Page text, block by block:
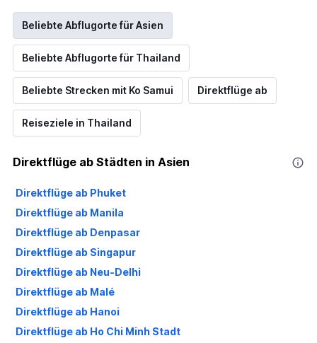
Beliebte Abflugorte für Asien
Beliebte Abflugorte für Thailand
Beliebte Strecken mit Ko Samui Direktflüge ab
Reiseziele in Thailand
Direktflüge ab Städten in Asien
Direktflüge ab Phuket
Direktflüge ab Manila
Direktflüge ab Denpasar
Direktflüge ab Singapur
Direktflüge ab Neu-Delhi
Direktflüge ab Malé
Direktflüge ab Hanoi
Direktflüge ab Ho Chi Minh Stadt